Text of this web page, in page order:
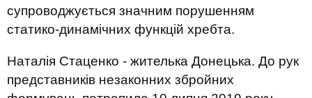
супроводжується значним порушенням
статико-динамічних функцій хребта.
Наталія Стаценко - жителька Донецька. До рук
представників незаконних збройних